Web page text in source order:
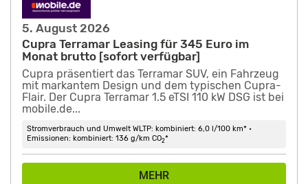
5. August 2026
Cupra Terramar Leasing für 345 Euro im
Monat brutto [sofort verfügbar]
Cupra präsentiert das Terramar SUV, ein Fahrzeug
mit markantem Design und dem typischen Cupra-
Flair. Der Cupra Terramar 1.5 eTSI 110 kW DSG ist bei
mobile.de...
Stromverbrauch und Umwelt WLTP: kombiniert: 6,0 l/100 km* •
Emissionen: kombiniert: 136 g/km CO2*
MEHR